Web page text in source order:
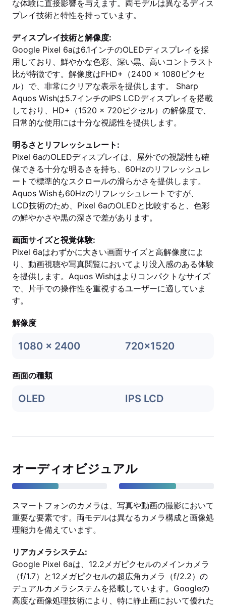
な体験に直接影響を与えます。両モデルは異なるディス
プレイ技術と特性を持っています。
ディスプレイ技術と解像度:
Google Pixel 6aは6.1インチのOLEDディスプレイを採
用しており、鮮やかな色彩、深い黒、高いコントラスト
比が特徴です。解像度はFHD+（2400 x 1080ピクセ
ル）で、非常にクリアな表示を提供します。 Sharp
Aquos Wishは5.7インチのIPS LCDディスプレイを搭載
しており、HD+（1520 x 720ピクセル）の解像度で、
日常的な使用には十分な視認性を提供します。
明るさとリフレッシュレート:
Pixel 6aのOLEDディスプレイは、屋外での視認性も確
保できる十分な明るさを持ち、60Hzのリフレッシュレ
ートで標準的なスクロールの滑らかさを提供します。
Aquos Wishも60Hzのリフレッシュレートですが、
LCD技術のため、Pixel 6aのOLEDと比較すると、色彩
の鮮やかさや黒の深さで差があります。
画面サイズと視覚体験:
Pixel 6aはわずかに大きい画面サイズと高解像度によ
り、動画視聴や写真閲覧においてより没入感のある体験
を提供します。Aquos Wishはよりコンパクトなサイズ
で、片手での操作性を重視するユーザーに適していま
す。
解像度
1080 x 2400 720x1520
画面の種類
OLED IPS LCD
オーディオビジュアル
スマートフォンのカメラは、写真や動画の撮影において
重要な要素です。両モデルは異なるカメラ構成と画像処
理能力を備えています。
リアカメラシステム:
Google Pixel 6aは、12.2メガピクセルのメインカメラ
（f/1.7）と12メガピクセルの超広角カメラ（f/2.2）の
デュアルカメラシステムを搭載しています。Googleの
高度な画像処理技術により、特に静止画において優れた